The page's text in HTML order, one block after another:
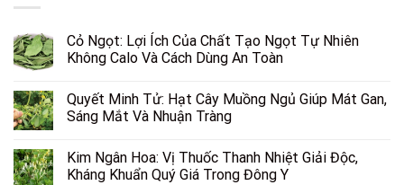
Cỏ Ngọt: Lợi Ích Của Chất Tạo Ngọt Tự Nhiên
Không Calo Và Cách Dùng An Toàn
Quyết Minh Tử: Hạt Cây Muồng Ngủ Giúp Mát Gan,
Sáng Mắt Và Nhuận Tràng
Kim Ngân Hoa: Vị Thuốc Thanh Nhiệt Giải Độc,
Kháng Khuẩn Quý Giá Trong Đông Y